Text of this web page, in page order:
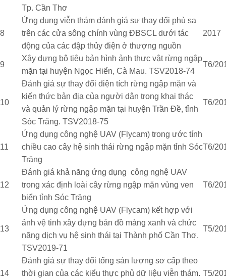
Tp. Cần Thơ
8
Ứng dụng viễn thám đánh giá sự thay đổi phù sa
trên các cửa sông chính vùng ĐBSCL dưới tác
động của các đập thủy điện ở thượng nguồn
2017
9
Xây dựng bộ tiêu bản hình ảnh thực vật rừng ngập
mặn tại huyện Ngọc Hiển, Cà Mau. TSV2018-74
T6/
10
Đánh giá sự thay đổi diện tích rừng ngập mặn và
kiến thức bản địa của người dân trong khai thác
và quản lý rừng ngập mặn tại huyện Trần Đề, tỉnh
Sóc Trăng. TSV2018-75
T6/
11
Ứng dụng công nghệ UAV (Flycam) trong ước tính
chiều cao cây hệ sinh thái rừng ngập mặn tỉnh Sóc
Trăng
T6/
12
Đánh giá khả năng ứng dụng công nghệ UAV
trong xác định loài cây rừng ngập mặn vùng ven
biển tỉnh Sóc Trăng
T6/
13
Ứng dụng công nghệ UAV (Flycam) kết hợp với
ảnh vệ tinh xây dựng bản đồ mảng xanh và chức
năng dịch vụ hệ sinh thái tại Thành phố Cần Thơ.
TSV2019-71
T5/
14
Đánh giá sự thay đổi tổng sản lượng sơ cấp theo
thời gian của các kiểu thực phủ dữ liệu viễn thám. T5/